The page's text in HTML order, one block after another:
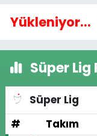
Yükleniyor...
Süper Lig
Süper Lig
#
Takım